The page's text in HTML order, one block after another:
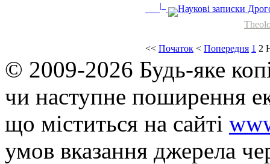
<< Початок < Попередня 1 2
|_
Наукові записки
© 2009-2026 Будь-яке
чи наступне поширення
що мiститься на сайті
умов вказання джерела